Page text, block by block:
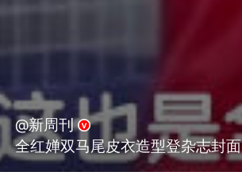
@新周刊
全红婵双马尾皮衣造型登杂志封面